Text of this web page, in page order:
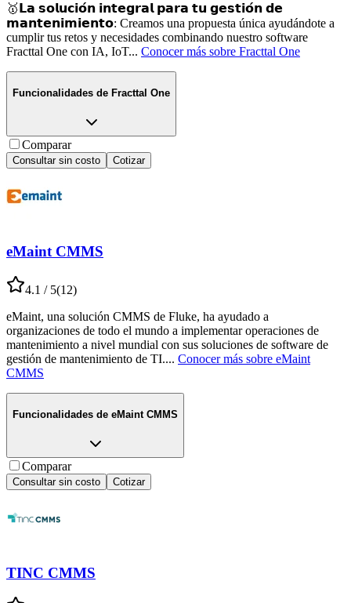
🥇𝗟𝗮 𝘀𝗼𝗹𝘂𝗰𝗶𝗼́𝗻 𝗶𝗻𝘁𝗲𝗴𝗿𝗮𝗹 𝗽𝗮𝗿𝗮 𝘁𝘂 𝗴𝗲𝘀𝘁𝗶𝗼́𝗻 𝗱𝗲
𝗺𝗮𝗻𝘁𝗲𝗻𝗶𝗺𝗶𝗲𝗻𝘁𝗼⁣: Creamos una propuesta única ayudándote a
cumplir tus retos y necesidades combinando nuestro software
Fracttal One con IA, IoT... Conocer más sobre Fracttal One
Funcionalidades de Fracttal One
Comparar
Consultar sin costo Cotizar
eMaint CMMS
4.1 / 5(12)
eMaint, una solución CMMS de Fluke, ha ayudado a
organizaciones de todo el mundo a implementar operaciones de
mantenimiento a nivel mundial con sus soluciones de software de
gestión de mantenimiento de TI.... Conocer más sobre eMaint
CMMS
Funcionalidades de eMaint CMMS
Comparar
Consultar sin costo Cotizar
TINC CMMS